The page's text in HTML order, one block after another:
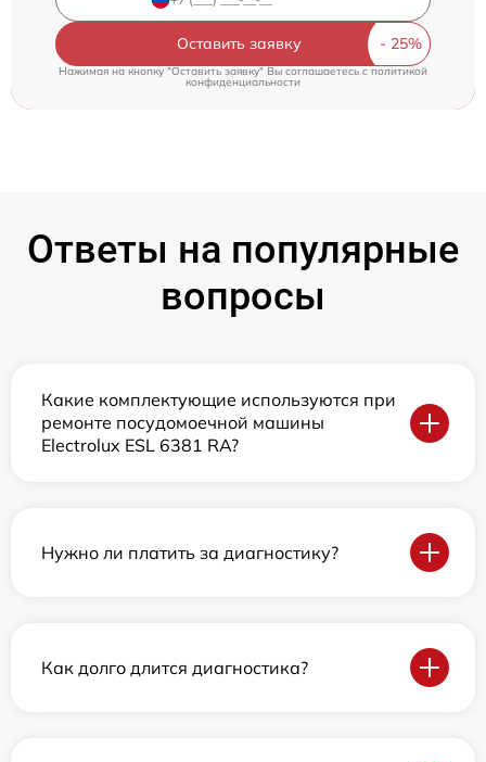
Оставить заявку
Нажимая на кнопку "Оставить заявку" Вы соглашаетесь cполитикой
конфиденциальности
Ответы на популярные
вопросы
Какие комплектующие используются при
ремонте посудомоечной машины
Electrolux ESL 6381 RA?
Нужно ли платить за диагностику?
Как долго длится диагностика?